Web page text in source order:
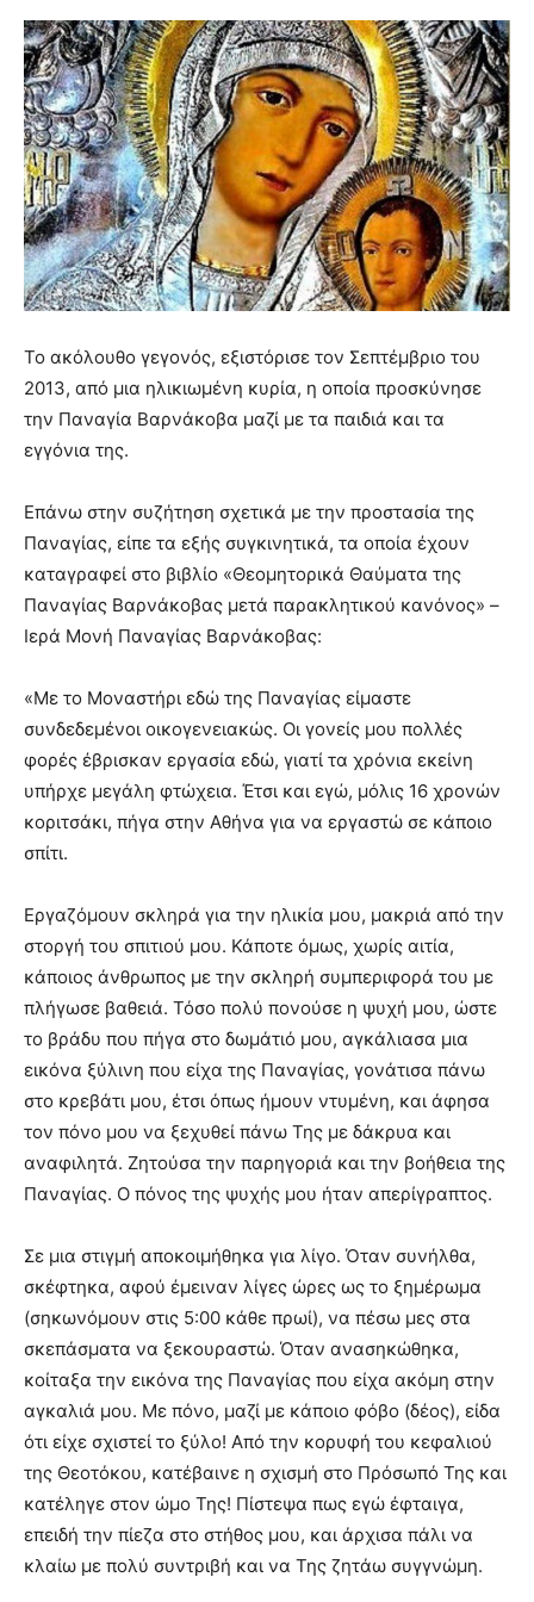
Το ακόλουθο γεγονός, εξιστόρισε τον Σεπτέμβριο του
2013, από μια ηλικιωμένη κυρία, η οποία προσκύνησε
την Παναγία Βαρνάκοβα μαζί με τα παιδιά και τα
εγγόνια της.
Επάνω στην συζήτηση σχετικά με την προστασία της
Παναγίας, είπε τα εξής συγκινητικά, τα οποία έχουν
καταγραφεί στο βιβλίο «Θεομητορικά Θαύματα της
Παναγίας Βαρνάκοβας μετά παρακλητικού κανόνος» –
Ιερά Μονή Παναγίας Βαρνάκοβας:
«Με το Μοναστήρι εδώ της Παναγίας είμαστε
συνδεδεμένοι οικογενειακώς. Οι γονείς μου πολλές
φορές έβρισκαν εργασία εδώ, γιατί τα χρόνια εκείνη
υπήρχε μεγάλη φτώχεια. Έτσι και εγώ, μόλις 16 χρονών
κοριτσάκι, πήγα στην Αθήνα για να εργαστώ σε κάποιο
σπίτι.
Εργαζόμουν σκληρά για την ηλικία μου, μακριά από την
στοργή του σπιτιού μου. Κάποτε όμως, χωρίς αιτία,
κάποιος άνθρωπος με την σκληρή συμπεριφορά του με
πλήγωσε βαθειά. Τόσο πολύ πονούσε η ψυχή μου, ώστε
το βράδυ που πήγα στο δωμάτιό μου, αγκάλιασα μια
εικόνα ξύλινη που είχα της Παναγίας, γονάτισα πάνω
στο κρεβάτι μου, έτσι όπως ήμουν ντυμένη, και άφησα
τον πόνο μου να ξεχυθεί πάνω Της με δάκρυα και
αναφιλητά. Ζητούσα την παρηγοριά και την βοήθεια της
Παναγίας. Ο πόνος της ψυχής μου ήταν απερίγραπτος.
Σε μια στιγμή αποκοιμήθηκα για λίγο. Όταν συνήλθα,
σκέφτηκα, αφού έμειναν λίγες ώρες ως το ξημέρωμα
(σηκωνόμουν στις 5:00 κάθε πρωί), να πέσω μες στα
σκεπάσματα να ξεκουραστώ. Όταν ανασηκώθηκα,
κοίταξα την εικόνα της Παναγίας που είχα ακόμη στην
αγκαλιά μου. Με πόνο, μαζί με κάποιο φόβο (δέος), είδα
ότι είχε σχιστεί το ξύλο! Από την κορυφή του κεφαλιού
της Θεοτόκου, κατέβαινε η σχισμή στο Πρόσωπό Της και
κατέληγε στον ώμο Της! Πίστεψα πως εγώ έφταιγα,
επειδή την πίεζα στο στήθος μου, και άρχισα πάλι να
κλαίω με πολύ συντριβή και να Της ζητάω συγγνώμη.